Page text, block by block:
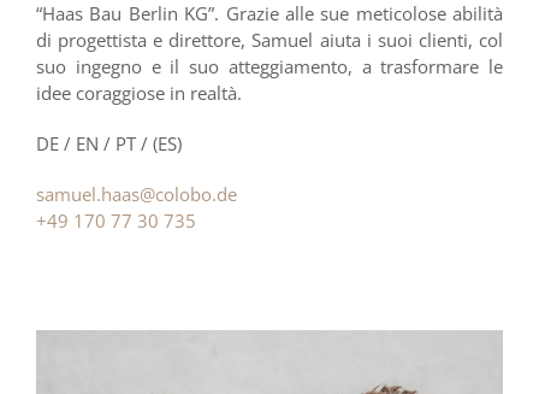
“Haas Bau Berlin KG”. Grazie alle sue meticolose abilità
di progettista e direttore, Samuel aiuta i suoi clienti, col
suo ingegno e il suo atteggiamento, a trasformare le
idee coraggiose in realtà.
DE / EN / PT / (ES)
samuel.haas@colobo.de
+49 170 77 30 735